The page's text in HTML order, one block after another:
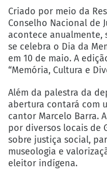
Criado por meio da
Conselho Nacional de
acontece anualmente,
se celebra o Dia da
em 10 de maio. A
“Memória, Cultura e
Além da palestra da
abertura contará com
cantor Marcelo Barra.
por diversos locais de
sobre justiça social,
museologia e
eleitor indígena.